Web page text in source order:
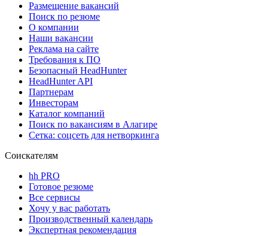
Размещение вакансий
Поиск по резюме
О компании
Наши вакансии
Реклама на сайте
Требования к ПО
Безопасный HeadHunter
HeadHunter API
Партнерам
Инвесторам
Каталог компаний
Поиск по вакансиям в Алагире
Сетка: соцсеть для нетворкинга
Соискателям
hh PRO
Готовое резюме
Все сервисы
Хочу у вас работать
Производственный календарь
Экспертная рекомендация